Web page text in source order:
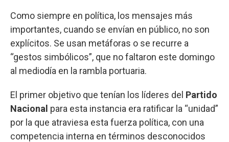
Como siempre en política, los mensajes más
importantes, cuando se envían en público, no son
explícitos. Se usan metáforas o se recurre a
“gestos simbólicos”, que no faltaron este domingo
al mediodía en la rambla portuaria.
El primer objetivo que tenían los líderes del Partido
Nacional para esta instancia era ratificar la “unidad”
por la que atraviesa esta fuerza política, con una
competencia interna en términos desconocidos